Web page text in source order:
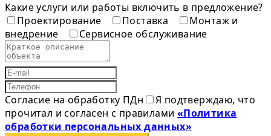
Какие услуги или работы включить в предложение?
Проектирование
Поставка
Монтаж и
внедрение
Сервисное обслуживание
Согласие на обработку ПДн
Я подтверждаю, что
прочитал и согласен с правилами «Политика
обработки персональных данных»